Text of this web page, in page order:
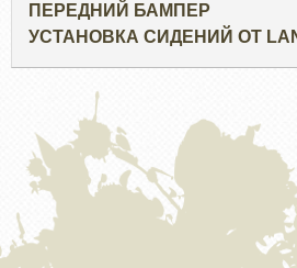
ПЕРЕДНИЙ БАМПЕР
УСТАНОВКА СИДЕНИЙ ОТ